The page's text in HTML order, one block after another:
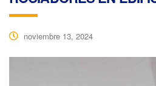
noviembre 13, 2024